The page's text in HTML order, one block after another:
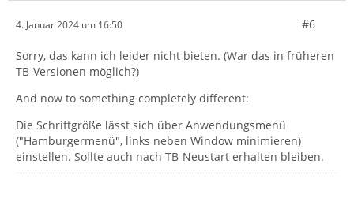
4. Januar 2024 um 16:50 #6
Sorry, das kann ich leider nicht bieten. (War das in früheren
TB-Versionen möglich?)
And now to something completely different:
Die Schriftgröße lässt sich über Anwendungsmenü
("Hamburgermenü", links neben Window minimieren)
einstellen. Sollte auch nach TB-Neustart erhalten bleiben.